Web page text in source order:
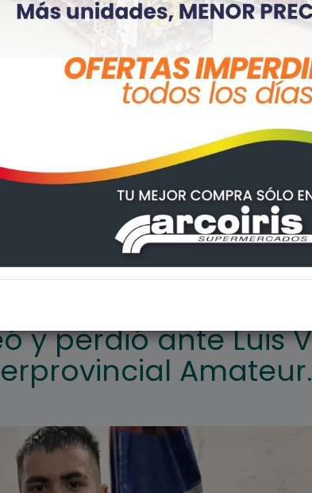
Luis Vila por el Torneo Interprovincial Amateur.
LA POSTA HOY
y perdió ante Luis
Amateur.